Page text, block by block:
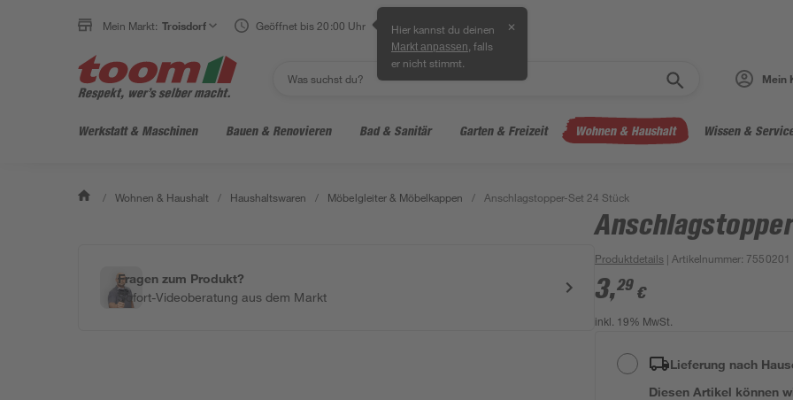
Mein Markt: Troisdorf Geöffnet bis 20:00 Uhr Hier kannst du deinen
Markt anpassen , falls
er nicht stimmt.
✕
Mein
Werkstatt & Maschinen Bauen & Renovieren Bad & Sanitär Garten & Freizeit Wohnen & Haushalt Wissen &
/ Wohnen & Haushalt / Haushaltswaren / Möbelgleiter & Möbelkappen / Anschlagstopper-Set 24 Stück
Fragen zum Produkt?
Sofort-Videoberatung aus dem Markt
Produktdetails | Artikelnummer: 7550201
3,29 €
inkl. 19% MwSt.
Lieferung nach
Diesen Artikel können